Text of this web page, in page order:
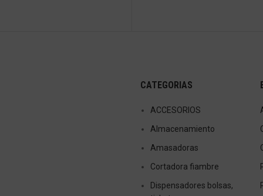
CATEGORIAS
ACCESORIOS
Almacenamiento
Amasadoras
Cortadora fiambre
Dispensadores bolsas,